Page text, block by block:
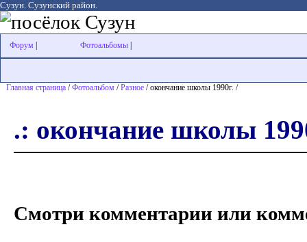
Сузун. Сузунский район.
Форум Фотоальбомы
Главная страница /Фотоальбом /Разное / окончание школы 1990г. /
.: окончание школы
Смотри комментарии или